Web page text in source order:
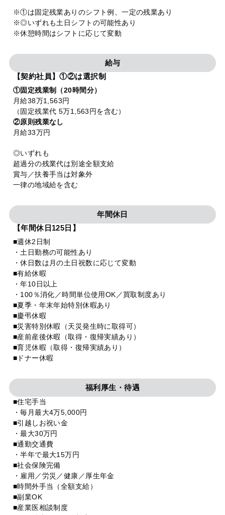
※①は固定残業ありのシフト例、一定の残業あり
※◎いずれも土日シフトの可能性あり
※休憩時間はシフトに応じて変動
給与
【契約社員】①②は選択制
①固定残業制（20時間分）
月給38万1,563円
（固定残業代 5万1,563円を含む）
②原則残業なし
月給33万円
◎いずれも
超過分の残業代は別途全額支給
賞与／扶養手当は対象外
一律の地域給を含む
年間休日
【年間休日125日】
■週休2日制
・土日勤務の可能性あり
・休日数は月の土日祝数に応じて変動
■有給休暇
・年10日以上
・100％消化／時間単位使用OK／買取制度あり
■夏季・年末年始特別休暇あり
■慶弔休暇
■災害特別休暇（天災発生時に取得可）
■産前産後休暇（取得・復帰実績あり）
■育児休暇（取得・復帰実績あり）
■ドナー休暇
福利厚生・待遇
■住宅手当
・毎月最大4万5,000円
■引越しお祝い金
・最大30万円
■通勤交通費
・半年で最大15万円
■社会保険完備
・雇用／労災／健康／厚生年金
■時間外手当（全額支給）
■副業OK
■産業医相談制度